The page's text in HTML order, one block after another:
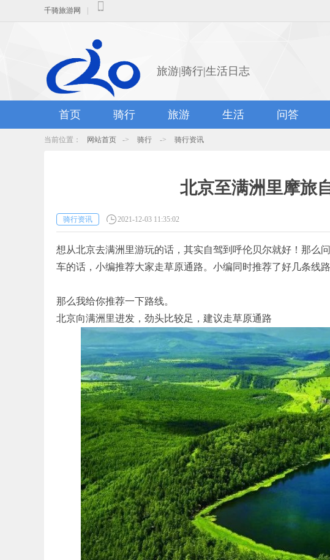
千骑旅游网
旅游|骑行|生活日志
首页 骑行 旅游 生活 问答
当前位置： 网站首页 -> 骑行 -> 骑行资讯
北京至满洲里摩旅
骑行资讯 2021-12-03 11:35:02
想从北京去满洲里游玩的话，其实自驾到呼伦贝尔就好！那么
车的话，小编推荐大家走草原通路。小编同时推荐了好几条线
那么我给你推荐一下路线。
北京向满洲里进发，劲头比较足，建议走草原通路